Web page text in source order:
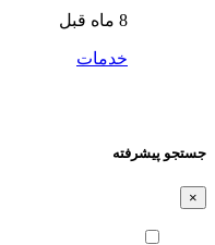
8 ماه قبل
خدمات
جستجو پیشرفته
×